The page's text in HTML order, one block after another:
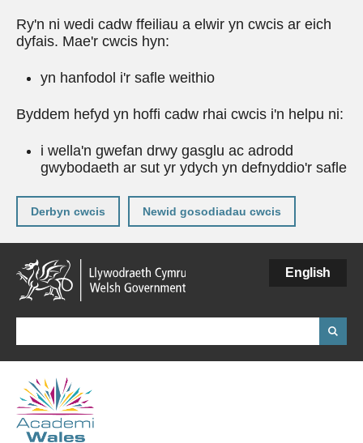
Ry'n ni wedi cadw ffeiliau a elwir yn cwcis ar eich
dyfais. Mae'r cwcis hyn:
yn hanfodol i'r safle weithio
Byddem hefyd yn hoffi cadw rhai cwcis i'n helpu ni:
i wella'n gwefan drwy gasglu ac adrodd
gwybodaeth ar sut yr ydych yn defnyddio'r safle
Derbyn cwcis Newid gosodiadau cwcis
Neidio
i'r
prif
gynnwy
English